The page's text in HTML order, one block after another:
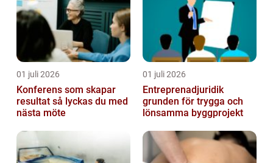
01 juli 2026
Konferens som skapar
resultat så lyckas du med
nästa möte
01 juli 2026
Entreprenadjuridik
grunden för trygga och
lönsamma byggprojekt